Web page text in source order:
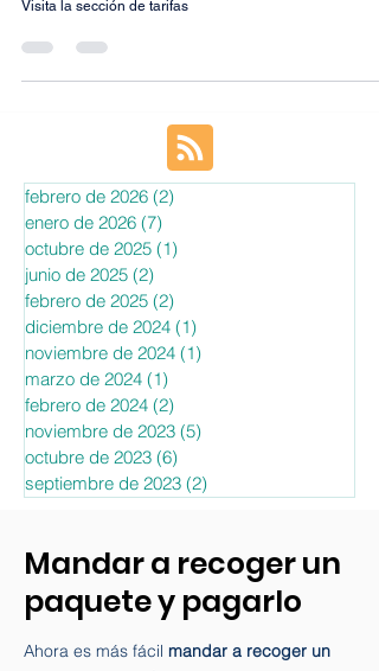
Conoce el el servicio de paquetería mas barato en
Visita la sección de tarifas
febrero de 2026 (2)2 entradas
enero de 2026 (7)
octubre de 2025 (1)
junio de 2025 (2)2 entradas
febrero de 2025 (2) 2 entradas
diciembre de 2024
noviembre de 2024
marzo de 2024 (1)1 entrada
febrero de 2024 (2)2 entradas
noviembre de 2023 (5)5 entradas
octubre de 2023 (6)6 entradas
Mandar a recoger un
paquete y pagarlo